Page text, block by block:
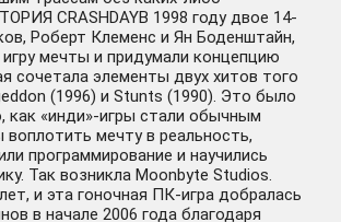
CRASHDAYВ 1998 году двое 14-
Роберт Клеменс и Ян Боденштайн,
мечты и придумали концепцию
сочетала элементы двух хитов того
(1996) и Stunts (1990). Это было
как «инди»-игры стали обычным
мечту в реальность,
программирование и научились
Так возникла Moonbyte Studios.
и эта гоночная ПК-игра добралась
в начале 2006 года благодаря